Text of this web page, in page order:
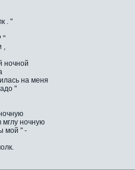
. "
"
,
ночной
на меня
"
мглу ночную
мой " -